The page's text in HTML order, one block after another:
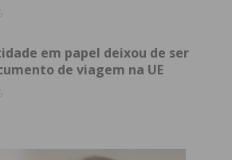
em papel deixou de ser
de viagem na UE